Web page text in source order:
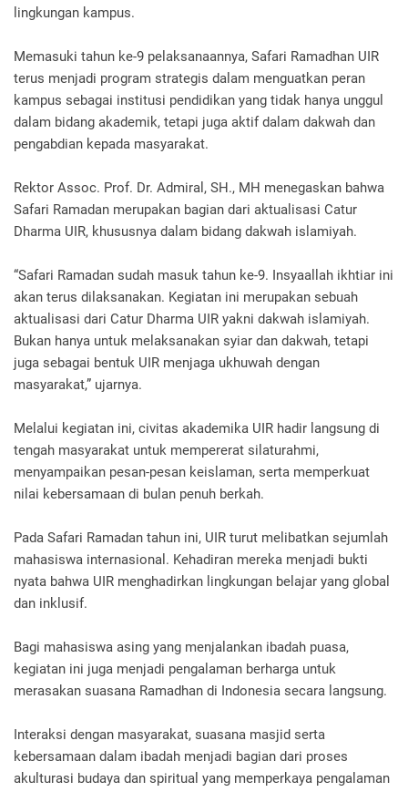
lingkungan kampus.
Memasuki tahun ke-9 pelaksanaannya, Safari Ramadhan UIR
terus menjadi program strategis dalam menguatkan peran
kampus sebagai institusi pendidikan yang tidak hanya unggul
dalam bidang akademik, tetapi juga aktif dalam dakwah dan
pengabdian kepada masyarakat.
Rektor Assoc. Prof. Dr. Admiral, SH., MH menegaskan bahwa
Safari Ramadan merupakan bagian dari aktualisasi Catur
Dharma UIR, khususnya dalam bidang dakwah islamiyah.
“Safari Ramadan sudah masuk tahun ke-9. Insyaallah ikhtiar ini
akan terus dilaksanakan. Kegiatan ini merupakan sebuah
aktualisasi dari Catur Dharma UIR yakni dakwah islamiyah.
Bukan hanya untuk melaksanakan syiar dan dakwah, tetapi
juga sebagai bentuk UIR menjaga ukhuwah dengan
masyarakat,” ujarnya.
Melalui kegiatan ini, civitas akademika UIR hadir langsung di
tengah masyarakat untuk mempererat silaturahmi,
menyampaikan pesan-pesan keislaman, serta memperkuat
nilai kebersamaan di bulan penuh berkah.
Pada Safari Ramadan tahun ini, UIR turut melibatkan sejumlah
mahasiswa internasional. Kehadiran mereka menjadi bukti
nyata bahwa UIR menghadirkan lingkungan belajar yang global
dan inklusif.
Bagi mahasiswa asing yang menjalankan ibadah puasa,
kegiatan ini juga menjadi pengalaman berharga untuk
merasakan suasana Ramadhan di Indonesia secara langsung.
Interaksi dengan masyarakat, suasana masjid serta
kebersamaan dalam ibadah menjadi bagian dari proses
akulturasi budaya dan spiritual yang memperkaya pengalaman